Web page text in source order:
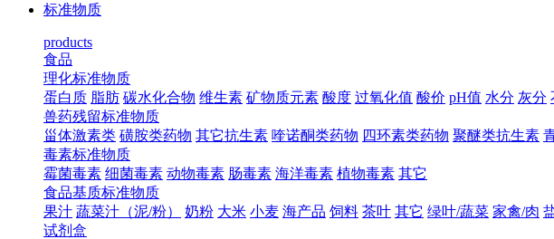
标准物质
products
食品
理化标准物质
蛋白质 脂肪 碳水化合物 维生素 矿物质元素 酸度 过氧化值 酸价 pH值 水分 灰分
兽药残留标准物质
甾体激素类 磺胺类药物 其它抗生素 喹诺酮类药物 四环素类药物 聚醚类抗生素
毒素标准物质
霉菌毒素 细菌毒素 动物毒素 肠毒素 海洋毒素 植物毒素 其它
食品基质标准物质
果汁 蔬菜汁（泥/粉） 奶粉 大米 小麦 海产品 饲料 茶叶 其它 绿叶/蔬菜 家禽/肉
试剂盒